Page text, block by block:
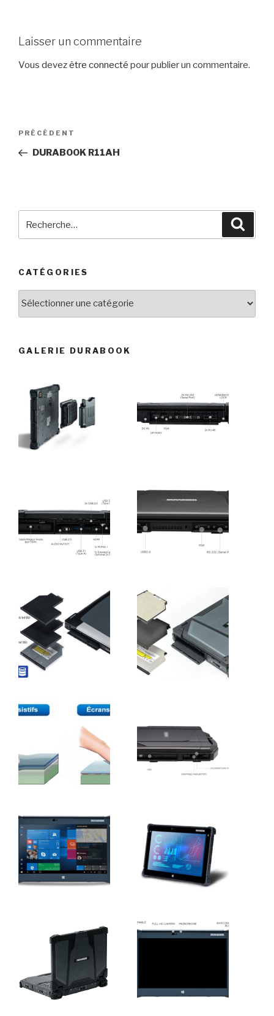
Laisser un commentaire
Vous devezêtre connecté pour publier un commentaire.
Navigation
l’article
Article
précédent
PRÉCÉDENT
DURABOOK R11AH
CATÉGORIES
Catégories
GALERIE DURABOOK